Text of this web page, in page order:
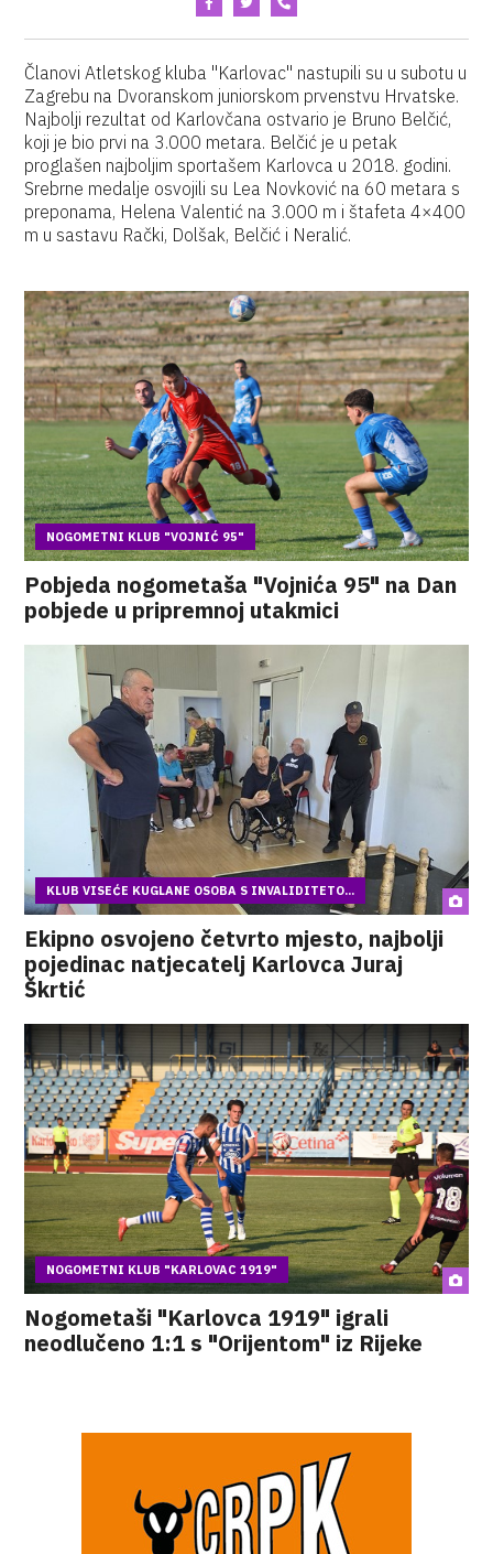
Članovi Atletskog kluba "Karlovac" nastupili su u subotu u
Zagrebu na Dvoranskom juniorskom prvenstvu Hrvatske.
Najbolji rezultat od Karlovčana ostvario je Bruno Belčić,
koji je bio prvi na 3.000 metara. Belčić je u petak
proglašen najboljim sportašem Karlovca u 2018. godini.
Srebrne medalje osvojili su Lea Novković na 60 metara s
preponama, Helena Valentić na 3.000 m i štafeta 4×400
m u sastavu Rački, Dolšak, Belčić i Neralić.
NOGOMETNI KLUB "VOJNIĆ 95"
Pobjeda nogometaša "Vojnića 95" na Dan
pobjede u pripremnoj utakmici
KLUB VISEĆE KUGLANE OSOBA S INVALIDITETO...
Ekipno osvojeno četvrto mjesto, najbolji
pojedinac natjecatelj Karlovca Juraj
Škrtić
NOGOMETNI KLUB "KARLOVAC 1919"
Nogometaši "Karlovca 1919" igrali
neodlučeno 1:1 s "Orijentom" iz Rijeke